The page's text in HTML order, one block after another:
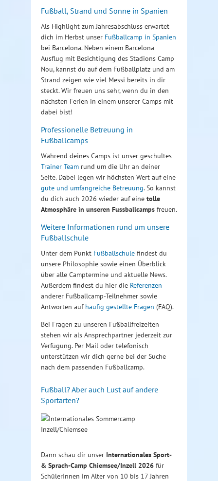
Fußball, Strand und Sonne in Spanien
Als Highlight zum Jahresabschluss erwartet
dich im Herbst unser Fußballcamp in Spanien
bei Barcelona. Neben einem Barcelona
Ausflug mit Besichtigung des Stadions Camp
Nou, kannst du auf dem Fußballplatz und am
Strand zeigen wie viel Messi bereits in dir
steckt. Wir freuen uns sehr, wenn du in den
nächsten Ferien in einem unserer Camps mit
dabei bist!
Professionelle Betreuung in
Fußballcamps
Während deines Camps ist unser geschultes
Trainer Team rund um die Uhr an deiner
Seite. Dabei legen wir höchsten Wert auf eine
gute und umfangreiche Betreuung. So kannst
du dich auch 2026 wieder auf eine tolle
Atmosphäre in unseren Fussballcamps freuen.
Weitere Informationen rund um unsere
Fußballschule
Unter dem Punkt Fußballschule findest du
unsere Philosophie sowie einen Überblick
über alle Camptermine und aktuelle News.
Außerdem findest du hier die Referenzen
anderer Fußballcamp-Teilnehmer sowie
Antworten auf häufig gestellte Fragen (FAQ).
Bei Fragen zu unseren Fußballfreizeiten
stehen wir als Ansprechpartner jederzeit zur
Verfügung. Per Mail oder telefonisch
unterstützen wir dich gerne bei der Suche
nach dem passenden Fußballcamp.
Fußball? Aber auch Lust auf andere
Sportarten?
Dann schau dir unser Internationales Sport-
& Sprach-Camp Chiemsee/Inzell 2026 für
SchülerInnen im Alter von 10 bis 17 Jahren